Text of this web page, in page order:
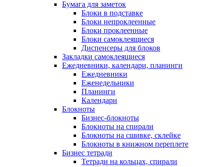
Бумага для заметок
Блоки в подставке
Блоки непроклеенные
Блоки проклеенные
Блоки самоклеящиеся
Диспенсеры для блоков
Закладки самоклеящиеся
Ежедневники, календари, планинги
Ежедневники
Еженедельники
Планинги
Календари
Блокноты
Бизнес-блокноты
Блокноты на спирали
Блокноты на сшивке, склейке
Блокноты в книжном переплете
Бизнес тетради
Тетради на кольцах, спирали